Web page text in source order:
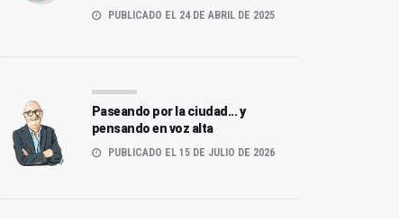
PUBLICADO EL 24 DE ABRIL DE 2025
Paseando por la ciudad... y
pensando en voz alta
PUBLICADO EL 15 DE JULIO DE 2026